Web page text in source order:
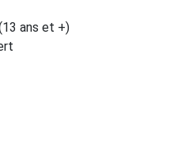
ans et +)